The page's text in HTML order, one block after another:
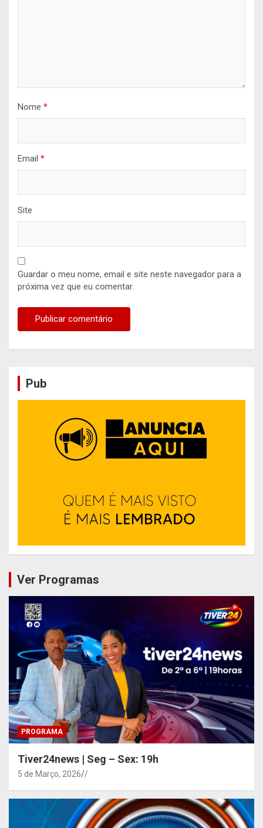
Nome *
Email *
Site
Guardar o meu nome, email e site neste navegador para a
próxima vez que eu comentar.
Pub
Ver Programas
PROGRAMA
Tiver24news | Seg – Sex: 19h
5 de Março, 2026 /